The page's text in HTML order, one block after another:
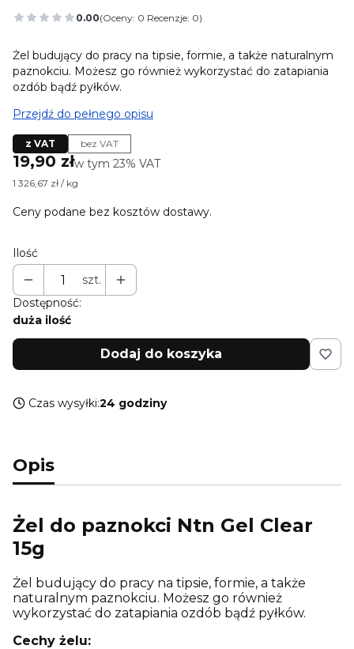
0.00(Oceny: 0 Recenzje: 0)
Przejdź do sekcji Opinie
Żel budujący do pracy na tipsie, formie, a także naturalnym
paznokciu. Możesz go również wykorzystać do zatapiania
ozdób bądź pyłków.
Przejdź do pełnego opisu
z VAT bez VAT
Cena
19,90 złw tym 23% VAT
w tym 23% VAT
1 326,67 zł / kg
Ceny podane bez kosztów dostawy.
Ilość
szt.
Dostępność:
duża ilość
Dodaj do koszyka
Czas wysyłki:24 godziny
Opis
Żel do paznokci Ntn Gel Clear
15g
Żel budujący do pracy na tipsie, formie, a także
naturalnym paznokciu. Możesz go również
wykorzystać do zatapiania ozdób bądź pyłków.
Cechy żelu: